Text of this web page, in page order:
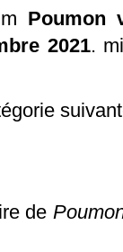
Poumon
2021.
de